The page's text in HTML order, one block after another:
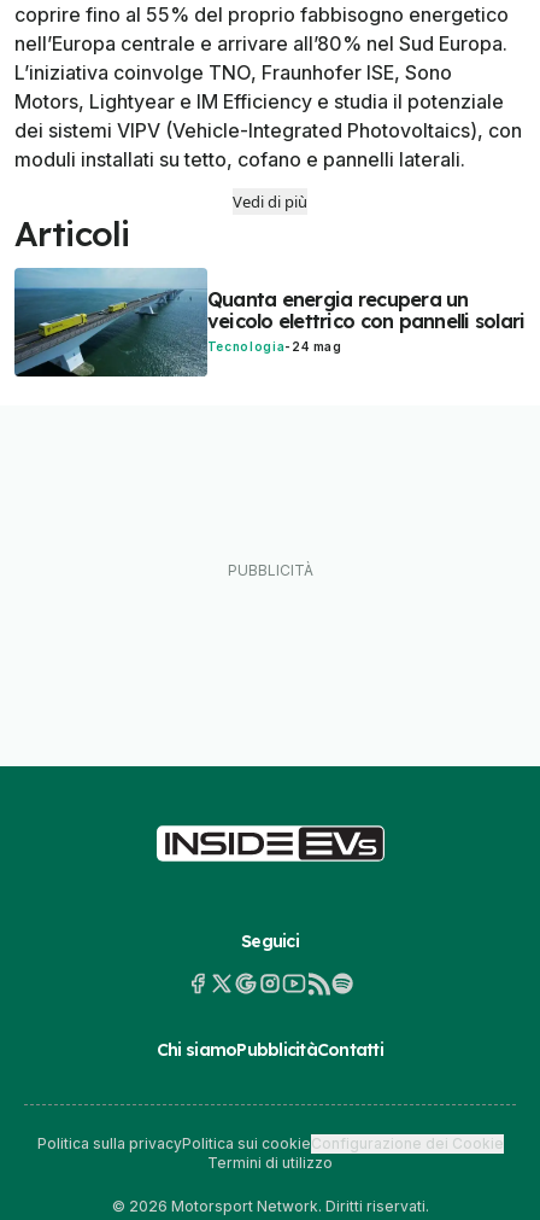
coprire fino al 55% del proprio fabbisogno energetico
nell’Europa centrale e arrivare all’80% nel Sud Europa.
L’iniziativa coinvolge TNO, Fraunhofer ISE, Sono
Motors, Lightyear e IM Efficiency e studia il potenziale
dei sistemi VIPV (Vehicle-Integrated Photovoltaics), con
moduli installati su tetto, cofano e pannelli laterali.
Vedi di più
Articoli
Quanta energia recupera un
veicolo elettrico con pannelli solari
Tecnologia- 24 mag
Seguici
Chi siamoPubblicitàContatti
Politica sulla privacyPolitica sui cookieConfigurazione dei Cookie
Termini di utilizzo
© 2026 Motorsport Network. Diritti riservati.